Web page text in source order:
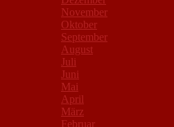
November
Oktober
September
August
Juli
Juni
Mai
April
März
Februar